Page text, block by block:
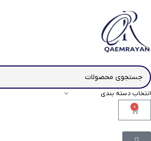
انتخاب دسته بندی
0